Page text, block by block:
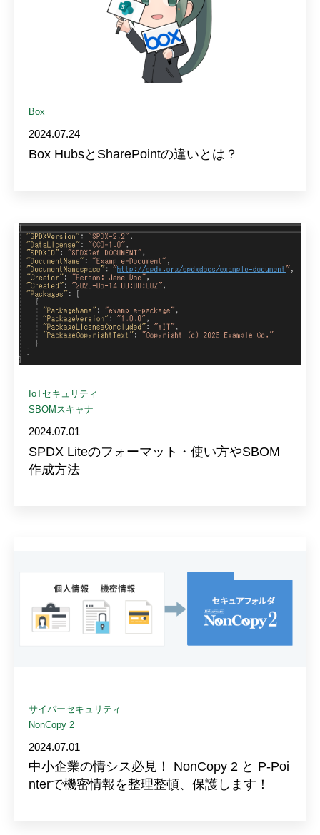
Box
2024.07.24
Box HubsとSharePointの違いとは？
IoTセキュリティ
SBOMスキャナ
2024.07.01
SPDX Liteのフォーマット・使い方やSBOM
作成方法
サイバーセキュリティ
NonCopy 2
2024.07.01
中小企業の情シス必見！ NonCopy 2 と P-Poi
nterで機密情報を整理整頓、保護します！